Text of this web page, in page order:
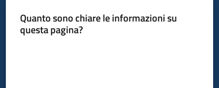
Quanto sono chiare le informazioni su
questa pagina?